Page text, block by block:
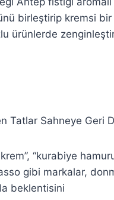
birleştirip kremsi
ürünlerde
Tatlar Sahneye Geri
“kurabiye
gibi markalar,
beklentisini